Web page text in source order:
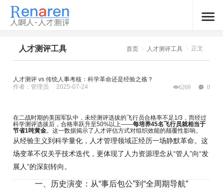
人才测评工具 首页 人才测评工具 正文
人才测评 vs 传统人事考核：科学革命还是经验之殇？
作者：管理员
2025-07-24 6269 0
在二战时期的美国军队中，未经测评选拔的飞行员合格率不足1/3，而经过
科学测评选拔后，合格率跃升至50%以上——每培养45名飞行员就相当于
节省1吨黄金。这一数据揭示了人才评估方式对组织效能的颠覆性影响。
从经验主义到科学量化，人才管理领域正经历一场静默革命。这
场变革不仅关乎技术迭代，更体现了人力资源理念从“管人”向“发
展人”的深刻转向。
一、历史演变：从“事后包公”到“全周期导航”